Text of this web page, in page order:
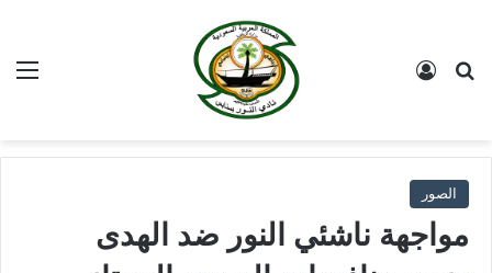
بحث عن
الصور
مواجهة ناشئي النور ضد الهدى